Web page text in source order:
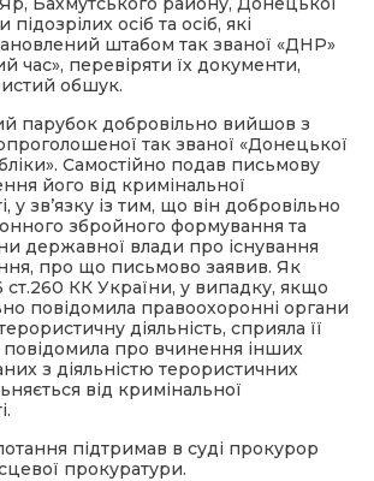
підозрілих осіб та осіб, які
штабом так званої «ДНР»
час», перевіряти їх документи,
обшук.
парубок добровільно вийшов з
так званої «Донецької
Самостійно подав письмову
його від кримінальної
у зв’язку із тим, що він добровільно
збройного формування та
державної влади про існування
про що письмово заявив. Як
ст.260 КК України, у випадку, якщо
повідомила правоохоронні органи
діяльність, сприяла її
про вчинення інших
з діяльністю терористичних
від кримінальної
підтримав в суді прокурор
прокуратури.